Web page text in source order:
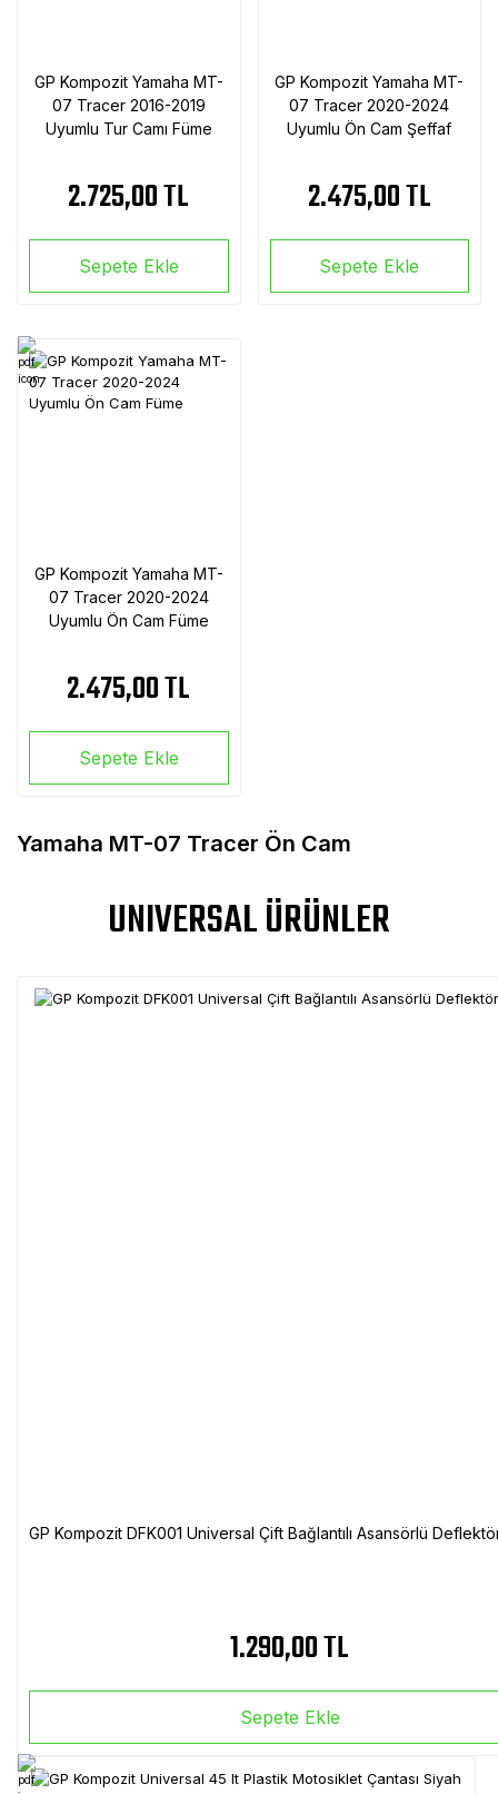
GP Kompozit Yamaha MT-
07 Tracer 2016-2019
Uyumlu Tur Camı Füme
2.725,00 TL
Sepete Ekle
GP Kompozit Yamaha MT-
07 Tracer 2020-2024
Uyumlu Ön Cam Şeffaf
2.475,00 TL
Sepete Ekle
GP Kompozit Yamaha MT-
07 Tracer 2020-2024
Uyumlu Ön Cam Füme
2.475,00 TL
Sepete Ekle
Yamaha MT-07 Tracer Ön Cam
UNIVERSAL ÜRÜNLER
GP Kompozit DFK001 Universal Çift Bağlantılı Asansörlü
1.290,00 TL
Sepete Ekle